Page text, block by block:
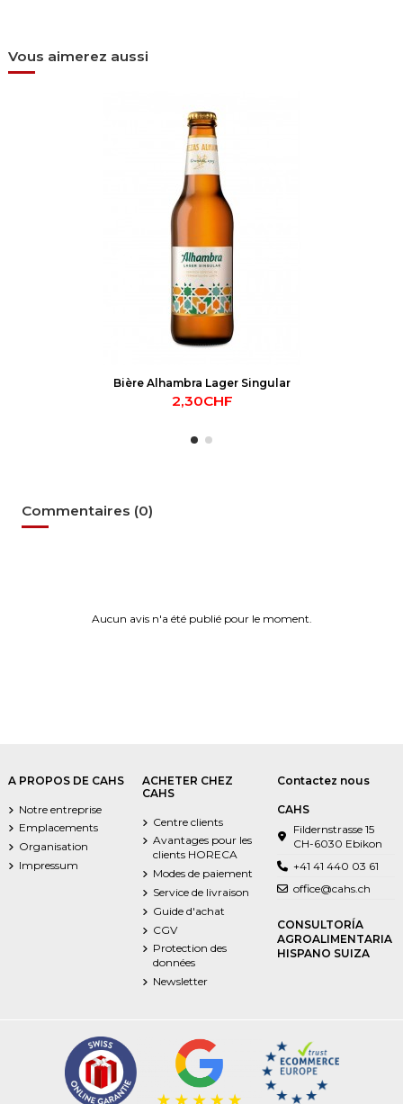
Vous aimerez aussi
Bière Alhambra Lager Singular
2,30CHF
Commentaires (0)
Aucun avis n'a été publié pour le moment.
A PROPOS DE CAHS
Notre entreprise
Emplacements
Organisation
Impressum
ACHETER CHEZ
CAHS
Centre clients
Avantages pour les
clients HORECA
Modes de paiement
Service de livraison
Guide d'achat
CGV
Protection des
données
Newsletter
Contactez nous
CAHS
Fildernstrasse 15
CH-6030 Ebikon
+41 41 440 03 61
office@cahs.ch
CONSULTORÍA
AGROALIMENTARIA
HISPANO SUIZA